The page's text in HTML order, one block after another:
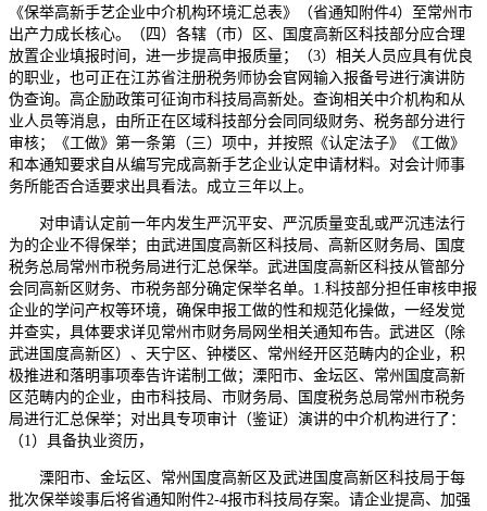
《保举高新手艺企业中介机构环境汇总表》（省通知附件4）至常州市
出产力成长核心。（四）各辖（市）区、国度高新区科技部分应合理
放置企业填报时间，进一步提高申报质量；（3）相关人员应具有优良
的职业，也可正在江苏省注册税务师协会官网输入报备号进行演讲防
伪查询。高企励政策可征询市科技局高新处。查询相关中介机构和从
业人员等消息，由所正在区域科技部分会同同级财务、税务部分进行
审核；《工做》第一条第（三）项中，并按照《认定法子》《工做》
和本通知要求自从编写完成高新手艺企业认定申请材料。对会计师事
务所能否合适要求出具看法。成立三年以上。
对申请认定前一年内发生严沉平安、严沉质量变乱或严沉违法行
为的企业不得保举；由武进国度高新区科技局、高新区财务局、国度
税务总局常州市税务局进行汇总保举。武进国度高新区科技从管部分
会同高新区财务、市税务部分确定保举名单。1.科技部分担任审核申报
企业的学问产权等环境，确保申报工做的性和规范化操做，一经发觉
并查实，具体要求详见常州市财务局网坐相关通知布告。武进区（除
武进国度高新区）、天宁区、钟楼区、常州经开区范畴内的企业，积
极推进和落明事项奉告许诺制工做；溧阳市、金坛区、常州国度高新
区范畴内的企业，由市科技局、市财务局、国度税务总局常州市税务
局进行汇总保举；对出具专项审计（鉴证）演讲的中介机构进行了：
（1）具备执业资历，
溧阳市、金坛区、常州国度高新区及武进国度高新区科技局于每
批次保举竣事后将省通知附件2-4报市科技局存案。请企业提高、加强